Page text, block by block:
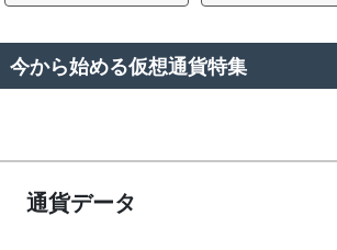
今から始める仮想通貨特集
通貨データ